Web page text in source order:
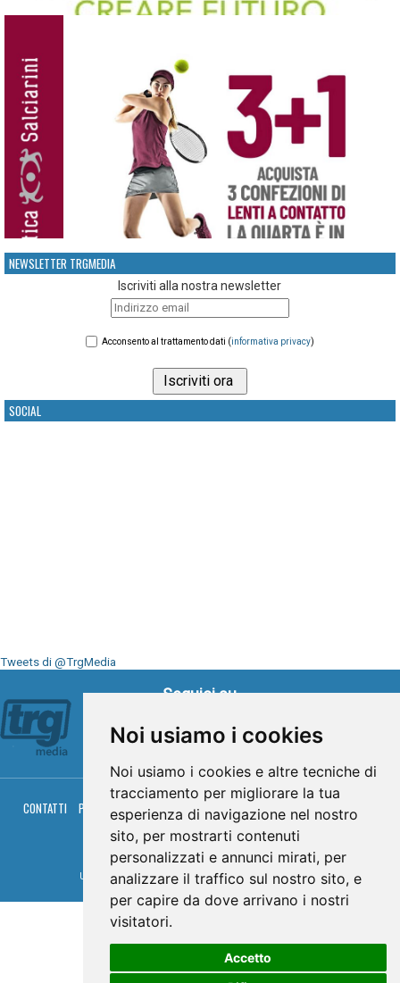
Noi usiamo i cookies
Noi usiamo i cookies e altre tecniche di
tracciamento per migliorare la tua
esperienza di navigazione nel nostro
sito, per mostrarti contenuti
personalizzati e annunci mirati, per
analizzare il traffico sul nostro sito, e
per capire da dove arrivano i nostri
visitatori.
Accetto
NEWSLETTER TRGMEDIA
Iscriviti alla nostra newsletter
Acconsento al trattamento dati (informativa privacy)
SOCIAL
Tweets di @TrgMedia
Seguici su
CONTATTI PRIVACY COOKIES PALINSESTO DIRETTA TV
DIRETTA RADIO
RGM HITRADIO
© TRG Media 2005-2026
Umbria Televisioni s.r.l. - P.I.00496230541 - www.trgmedia.it- Powered by